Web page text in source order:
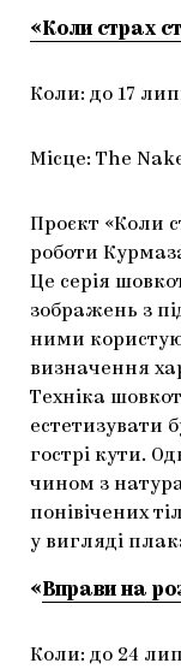
«Коли страх
Коли: до 17
Місце: The
Проєкт «Коли
роботи
Це серія
зображень з
ними
визначення
Техніка
естетизувати
гострі кути.
чином з
понівічених
у вигляді
«​Вправи на
Коли: до 24